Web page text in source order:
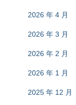
2026 年 4 月
2026 年 3 月
2026 年 2 月
2026 年 1 月
2025 年 12 月